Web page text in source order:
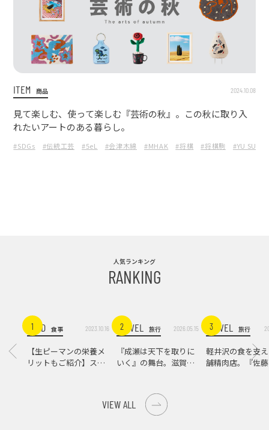
ITEM 商品 2024.10.08
見て楽しむ、使って楽しむ『芸術の秋』。この秋に取り入
れたいアートのある暮らし。
#SDGs #伝統工芸 #5eL #会津木綿 #MHAK #将棋 #将棋駒 #YU SUDA
人気ランキング
RANKING
1FOOD 食事 2023.10.16
【生ピーマンの栄養メ
リットもご紹介】スパ
2
TRAVEL 旅行 2026.05.15
『成瀬は天下を取りに
いく』の舞台。滋賀県
3
TRAVEL 旅行
軽井沢の食を支
舗精肉店。『佐
VIEW ALL